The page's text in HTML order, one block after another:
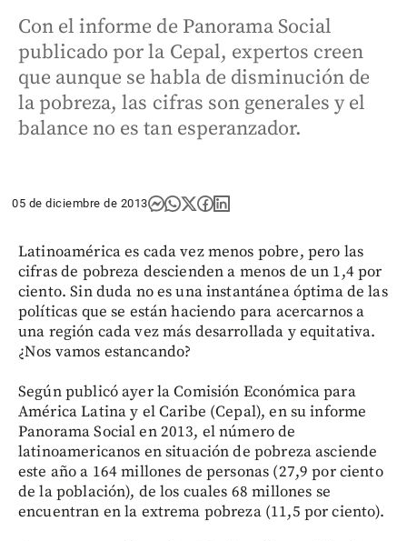
Con el informe de Panorama Social
publicado por la Cepal, expertos creen
que aunque se habla de disminución de
la pobreza, las cifras son generales y el
balance no es tan esperanzador.
05 de diciembre de 2013
Latinoamérica es cada vez menos pobre, pero las
cifras de pobreza descienden a menos de un 1,4 por
ciento. Sin duda no es una instantánea óptima de las
políticas que se están haciendo para acercarnos a
una región cada vez más desarrollada y equitativa.
¿Nos vamos estancando?
Según publicó ayer la Comisión Económica para
América Latina y el Caribe (Cepal), en su informe
Panorama Social en 2013, el número de
latinoamericanos en situación de pobreza asciende
este año a 164 millones de personas (27,9 por ciento
de la población), de los cuales 68 millones se
encuentran en la extrema pobreza (11,5 por ciento).